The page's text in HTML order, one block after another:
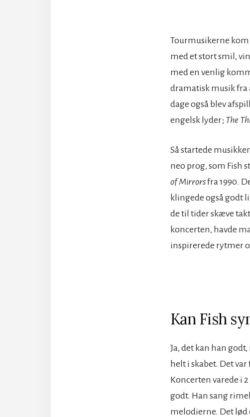
Tourmusikerne
med et stort smil,
med en venlig
dramatisk musik fra
dage også blev
engelsk lyder; The
Så startede
neo prog, som Fish
of Mirrorsfra 1990.
klingede også godt
de til tider skæve
koncerten, havde
inspirerede rytmer
Kan Fish
Ja, det kan han
helt i skabet. Det
Koncerten varede i
godt. Han sang
melodierne. Det lød